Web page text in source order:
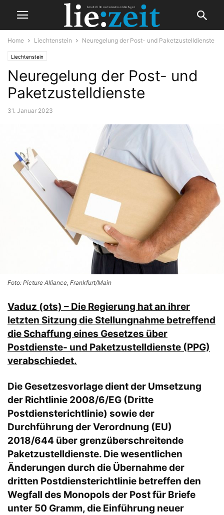
Home Liechtenstein Neuregelung der Post- und Paketzustelldienste
Liechtenstein
Neuregelung der Post- und
Paketzustelldienste
31. Januar 2023
Foto: Picture Alliance, Frankfurt/Main
Vaduz (ots) – Die Regierung hat an ihrer
letzten Sitzung die Stellungnahme betreffend
die Schaffung eines Gesetzes über
Postdienste- und Paketzustelldienste (PPG)
verabschiedet.
Die Gesetzesvorlage dient der Umsetzung
der Richtlinie 2008/6/EG (Dritte
Postdiensterichtlinie) sowie der
Durchführung der Verordnung (EU)
2018/644 über grenzüberschreitende
Paketzustelldienste. Die wesentlichen
Änderungen durch die Übernahme der
dritten Postdiensterichtlinie betreffen den
Wegfall des Monopols der Post für Briefe
unter 50 Gramm, die Einführung neuer